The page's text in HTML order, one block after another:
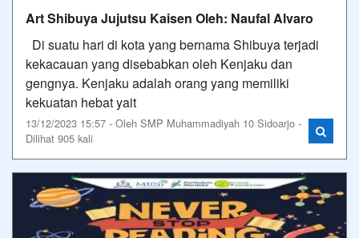
Art Shibuya Jujutsu Kaisen Oleh: Naufal Alvaro
Di suatu hari di kota yang bernama Shibuya terjadi
kekacauan yang disebabkan oleh Kenjaku dan
gengnya. Kenjaku adalah orang yang memiliki
kekuatan hebat yait
13/12/2023 15:57 - Oleh SMP Muhammadiyah 10 Sidoarjo -
Dilihat 905 kali